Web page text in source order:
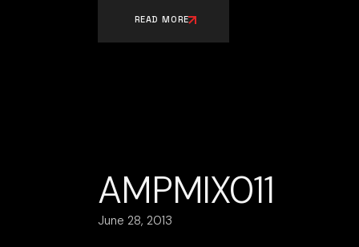
READ MORE
AMPMIX011
June 28, 2013